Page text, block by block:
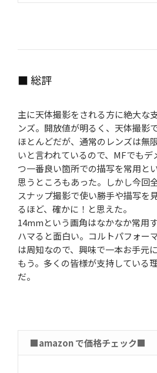
■ 総評
主に天体撮影をされる方に絶大な
ンズ。開放値が明るく、天体撮影
ほとんどだが、通常のレンズは無
いと言われているので、MFでも
つ一番良い箇所での描写を常用と
思うところもあった。しかし今回
スナップ撮影で使い勝手や描写を
るほど、確かに！と思えた。
14mmという画角はなかなか常用
ハマると面白い。コルトパフォー
は周知なので、興味で一本お手元
もう。多くの皆様が支持している
だ。
■amazon で価格チェック■